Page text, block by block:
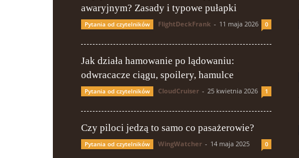
awaryjnym? Zasady i typowe pułapki
Pytania od czytelników FlightDeckFrank - 11 maja 2026 0
Jak działa hamowanie po lądowaniu:
odwracacze ciągu, spoilery, hamulce
Pytania od czytelników CloudCruiser - 25 kwietnia 2026 1
Czy piloci jedzą to samo co pasażerowie?
Pytania od czytelników WingWatcher - 14 maja 2025 0